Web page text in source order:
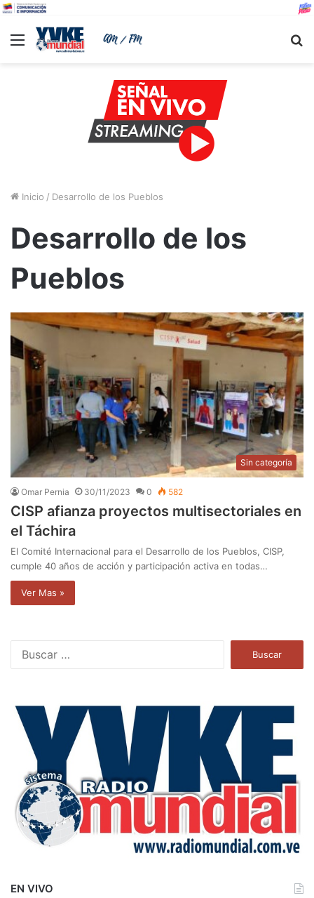
Menu
Inicio / Desarrollo de los Pueblos
Desarrollo de los
Pueblos
Sin categoría
Omar Pernia 30/11/2023 0 582
CISP afianza proyectos multisectoriales en
el Táchira
El Comité Internacional para el Desarrollo de los Pueblos, CISP,
cumple 40 años de acción y participación activa en todas…
Ver Mas »
a
EN VIVO